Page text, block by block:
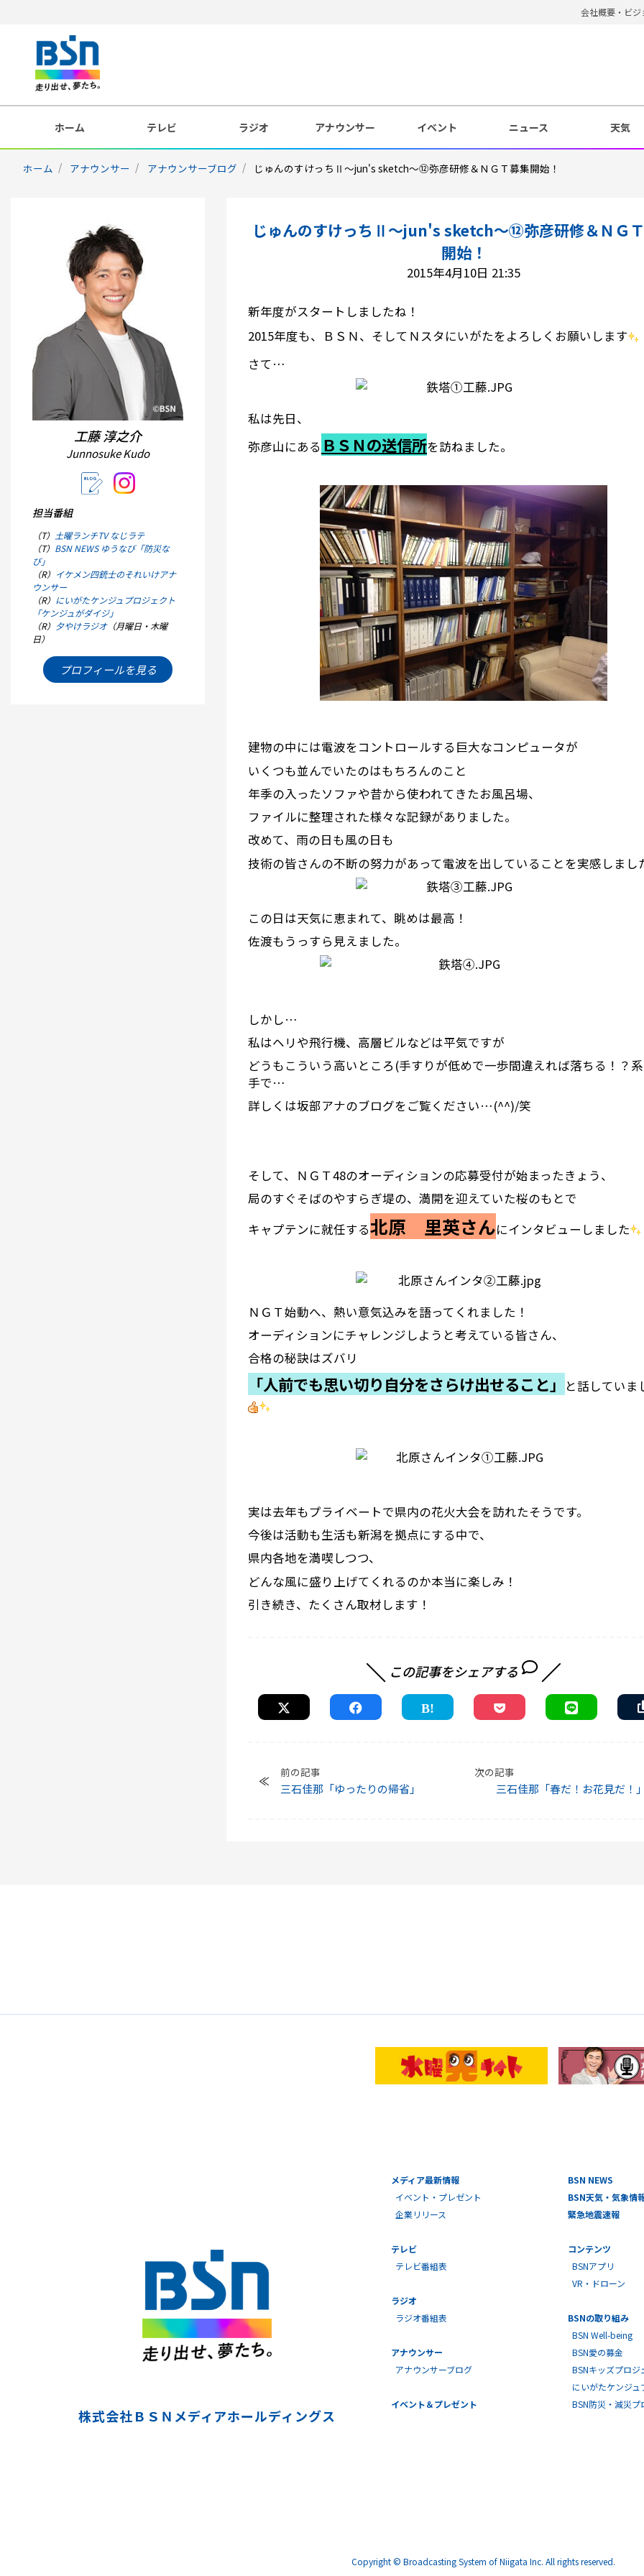
会社概要・ビジ
ホーム テレビ ラジオ アナウンサー イベント ニュース 天気
ホーム アナウンサー アナウンサーブログ じゅんのすけっちⅡ～jun's sketch～⑫弥彦研修＆ＮＧＴ募集開始！
工藤 淳之介
Junnosuke Kudo
担当番組
（T） 土曜ランチTV なじラテ
（T） BSN NEWS ゆうなび「防災な
び」
（R） イケメン四銃士のそれいけアナ
ウンサー
（R） にいがたケンジュプロジェクト
「ケンジュがダイジ」
（R） 夕やけラジオ（月曜日・木曜
日）
プロフィールを見る
じゅんのすけっちⅡ～jun's sketch～⑫弥彦研修＆ＮＧ
開始！
2015年4月10日 21:35
新年度がスタートしましたね！
2015年度も、ＢＳＮ、そしてＮスタにいがたをよろしくお願いします
さて…
私は先日、
弥彦山にある ＢＳＮの送信所を訪ねました。
建物の中には電波をコントロールする巨大なコンピュータが
いくつも並んでいたのはもちろんのこと
年季の入ったソファや昔から使われてきたお風呂場、
ファイルに整理された様々な記録がありました。
改めて、雨の日も風の日も
技術の皆さんの不断の努力があって電波を出していることを実感しまし
この日は天気に恵まれて、眺めは最高！
佐渡もうっすら見えました。
しかし…
私はヘリや飛行機、高層ビルなどは平気ですが
どうもこういう高いところ(手すりが低めで一歩間違えれば落ちる！？
手で…
詳しくは坂部アナのブログをご覧ください…(^^)/笑
そして、ＮＧＴ48のオーディションの応募受付が始まったきょう、
局のすぐそばのやすらぎ堤の、満開を迎えていた桜のもとで
キャプテンに就任する北原 里英さんにインタビューしました
ＮＧＴ始動へ、熱い意気込みを語ってくれました！
オーディションにチャレンジしようと考えている皆さん、
合格の秘訣はズバリ
「人前でも思い切り自分をさらけ出せること」 と話していま
実は去年もプライベートで県内の花火大会を訪れたそうです。
今後は活動も生活も新潟を拠点にする中で、
県内各地を満喫しつつ、
どんな風に盛り上げてくれるのか本当に楽しみ！
引き続き、たくさん取材します！
この記事をシェアする
前の記事
三石佳那「ゆったりの帰省」
次の記事
三石佳那「春だ！お花見だ！
株式会社ＢＳＮメディアホールディングス
メディア最新情報
イベント・プレゼント
企業リリース
テレビ
テレビ番組表
ラジオ
ラジオ番組表
アナウンサー
アナウンサーブログ
イベント＆プレゼント
BSN NEWS
BSN天気・気象情
緊急地震速報
コンテンツ
BSNアプリ
VR・ドローン
BSNの取り組み
BSN Well-being
BSN愛の募金
BSNキッズプロジ
にいがたケンジ
BSN防災・減災プ
Copyright © Broadcasting System of Niigata Inc. All rights reserved.